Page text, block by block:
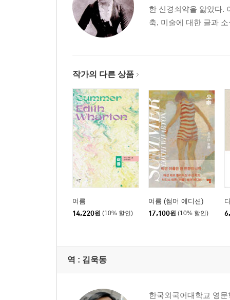
한 신경쇠약을 앓았다.
축, 미술에 대한 글과
작가의 다른 상품
여름
14,220원 (10% 할인)
여름 (썸머 에디션)
17,100원 (10% 할인)
역 : 김욱동
한국외국어대학교 영